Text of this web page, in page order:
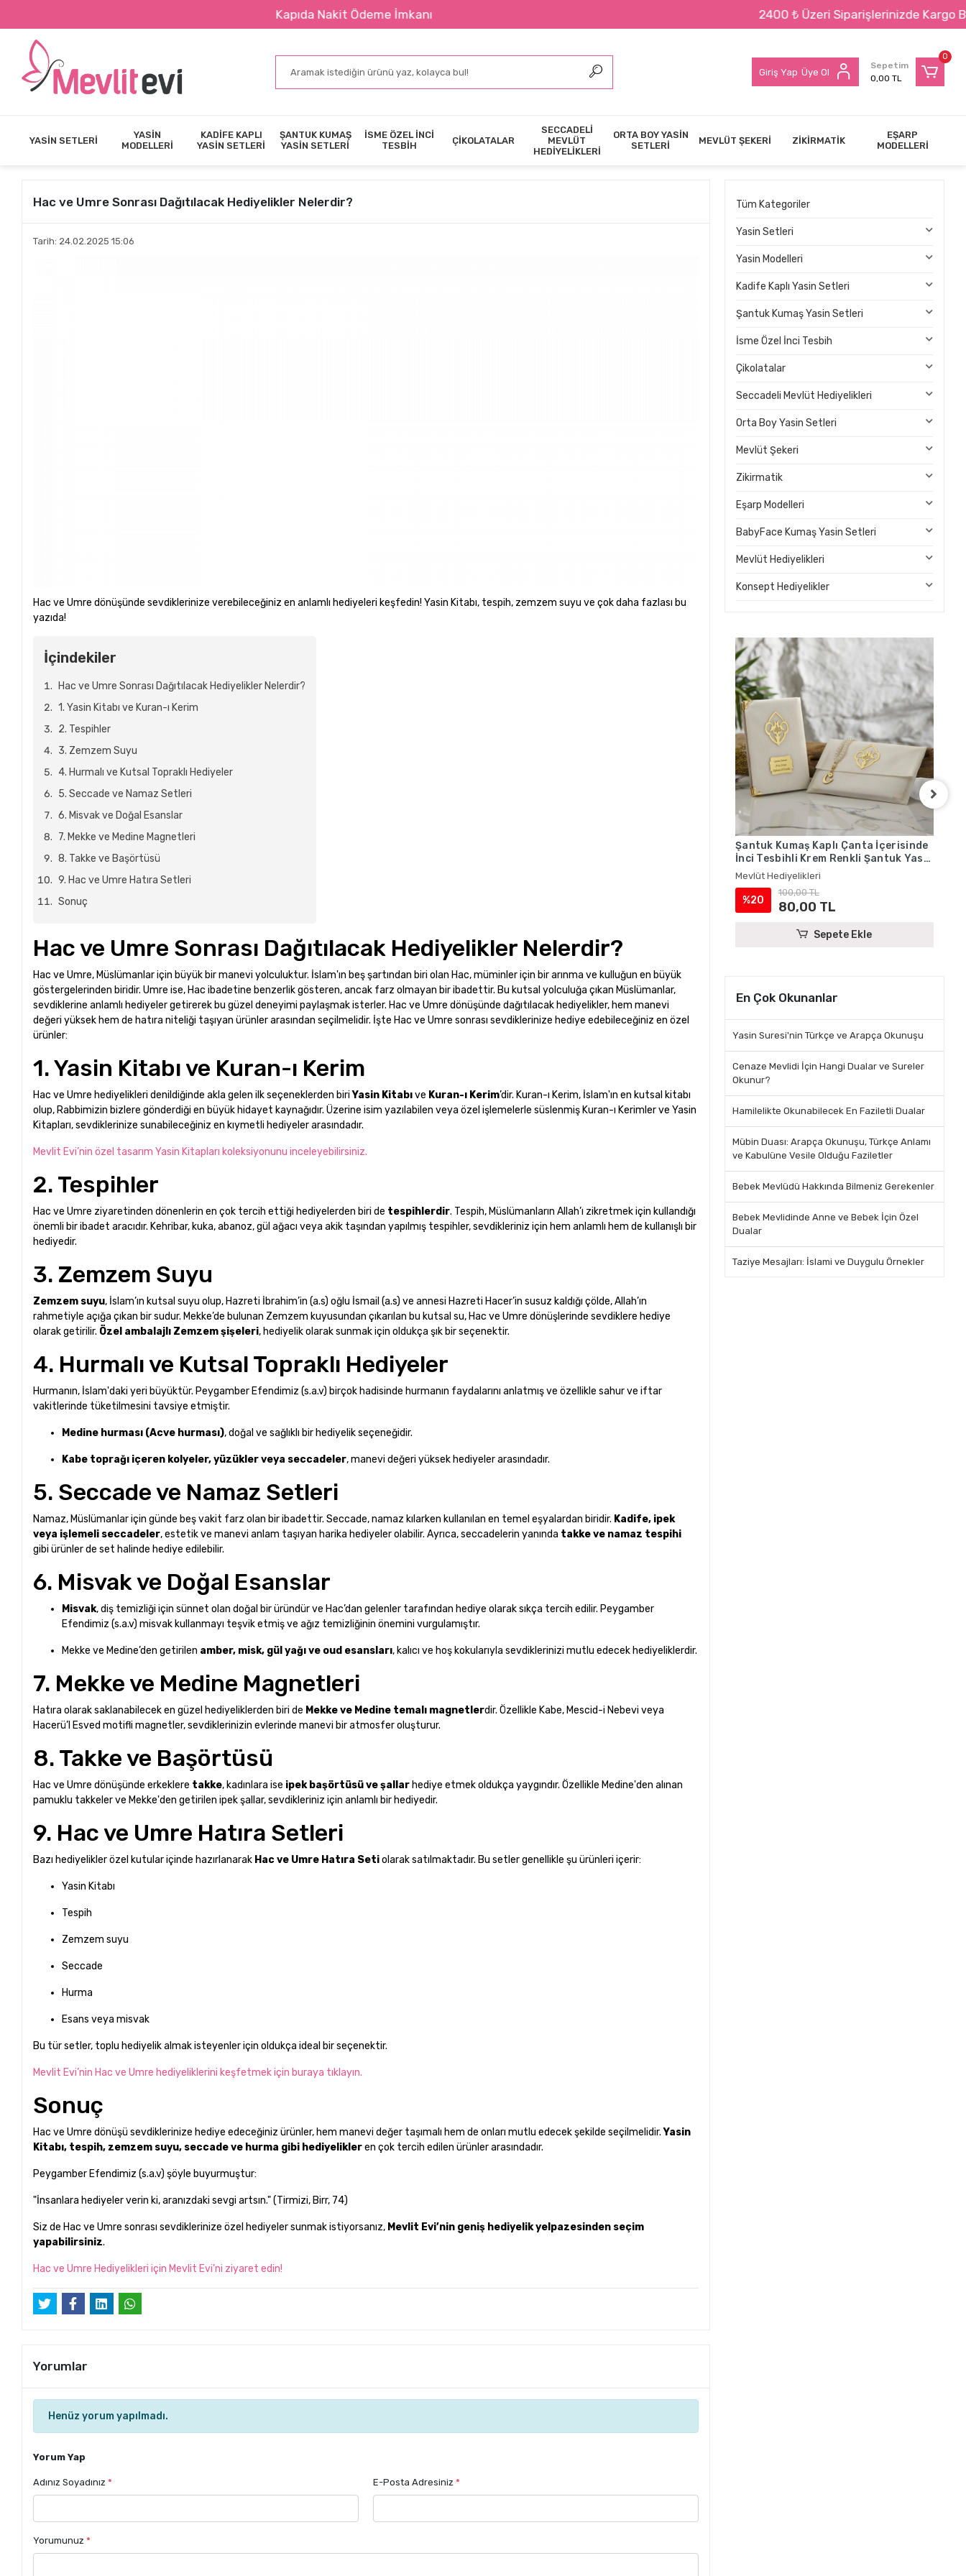
Kapıda Nakit Ödeme İmkanı 2400 ₺ Üzeri Siparişlerinizde Kargo BEDAVA !!!
Giriş Yap Üye Ol
0
Sepetim
0,00 TL
YASİN SETLERİ
YASİN
MODELLERİ
KADİFE KAPLI
YASİN SETLERİ
ŞANTUK KUMAŞ
YASİN SETLERİ
İSME ÖZEL İNCİ
TESBİH
ÇİKOLATALAR
SECCADELİ
MEVLÜT
HEDİYELİKLERİ
ORTA BOY YASİN
SETLERİ
MEVLÜT ŞEKERİ ZİKİRMATİK
EŞARP
MODELLERİ
Hac ve Umre Sonrası Dağıtılacak Hediyelikler Nelerdir?
Tarih: 24.02.2025 15:06
Hac ve Umre dönüşünde sevdiklerinize verebileceğiniz en anlamlı hediyeleri keşfedin! Yasin Kitabı, tespih, zemzem suyu ve çok daha fazlası bu
yazıda!
İçindekiler
Hac ve Umre Sonrası Dağıtılacak Hediyelikler Nelerdir?
1. Yasin Kitabı ve Kuran-ı Kerim
2. Tespihler
3. Zemzem Suyu
4. Hurmalı ve Kutsal Topraklı Hediyeler
5. Seccade ve Namaz Setleri
6. Misvak ve Doğal Esanslar
7. Mekke ve Medine Magnetleri
8. Takke ve Başörtüsü
9. Hac ve Umre Hatıra Setleri
Sonuç
Hac ve Umre Sonrası Dağıtılacak Hediyelikler Nelerdir?
Hac ve Umre, Müslümanlar için büyük bir manevi yolculuktur. İslam'ın beş şartından biri olan Hac, müminler için bir arınma ve kulluğun en büyük
göstergelerinden biridir. Umre ise, Hac ibadetine benzerlik gösteren, ancak farz olmayan bir ibadettir. Bu kutsal yolculuğa çıkan Müslümanlar,
sevdiklerine anlamlı hediyeler getirerek bu güzel deneyimi paylaşmak isterler. Hac ve Umre dönüşünde dağıtılacak hediyelikler, hem manevi
değeri yüksek hem de hatıra niteliği taşıyan ürünler arasından seçilmelidir. İşte Hac ve Umre sonrası sevdiklerinize hediye edebileceğiniz en özel
ürünler:
1. Yasin Kitabı ve Kuran-ı Kerim
Hac ve Umre hediyelikleri denildiğinde akla gelen ilk seçeneklerden biriYasin Kitabıve Kuran-ı Kerim’dir. Kuran-ı Kerim, İslam'ın en kutsal kitabı
olup, Rabbimizin bizlere gönderdiği en büyük hidayet kaynağıdır. Üzerine isim yazılabilen veya özel işlemelerle süslenmiş Kuran-ı Kerimler ve Yasin
Kitapları, sevdiklerinize sunabileceğiniz en kıymetli hediyeler arasındadır.
Mevlit Evi’nin özel tasarım Yasin Kitapları koleksiyonunu inceleyebilirsiniz.
2. Tespihler
Hac ve Umre ziyaretinden dönenlerin en çok tercih ettiği hediyelerden biri de tespihlerdir. Tespih, Müslümanların Allah’ı zikretmek için kullandığı
önemli bir ibadet aracıdır. Kehribar, kuka, abanoz, gül ağacı veya akik taşından yapılmış tespihler, sevdikleriniz için hem anlamlı hem de kullanışlı bir
hediyedir.
3. Zemzem Suyu
Zemzem suyu, İslam’ın kutsal suyu olup, Hazreti İbrahim’in (a.s) oğlu İsmail (a.s) ve annesi Hazreti Hacer’in susuz kaldığı çölde, Allah’ın
rahmetiyle açığa çıkan bir sudur. Mekke’de bulunan Zemzem kuyusundan çıkarılan bu kutsal su, Hac ve Umre dönüşlerinde sevdiklere hediye
olarak getirilir. Özel ambalajlı Zemzem şişeleri, hediyelik olarak sunmak için oldukça şık bir seçenektir.
4. Hurmalı ve Kutsal Topraklı Hediyeler
Hurmanın, İslam'daki yeri büyüktür. Peygamber Efendimiz (s.a.v) birçok hadisinde hurmanın faydalarını anlatmış ve özellikle sahur ve iftar
vakitlerinde tüketilmesini tavsiye etmiştir.
Medine hurması (Acve hurması), doğal ve sağlıklı bir hediyelik seçeneğidir.
Kabe toprağı içeren kolyeler, yüzükler veya seccadeler, manevi değeri yüksek hediyeler arasındadır.
5. Seccade ve Namaz Setleri
Namaz, Müslümanlar için günde beş vakit farz olan bir ibadettir. Seccade, namaz kılarken kullanılan en temel eşyalardan biridir. Kadife, ipek
veya işlemeli seccadeler, estetik ve manevi anlam taşıyan harika hediyeler olabilir. Ayrıca, seccadelerin yanında takke ve namaz tespihi
gibi ürünler de set halinde hediye edilebilir.
6. Misvak ve Doğal Esanslar
Misvak, diş temizliği için sünnet olan doğal bir üründür ve Hac’dan gelenler tarafından hediye olarak sıkça tercih edilir. Peygamber
Efendimiz (s.a.v) misvak kullanmayı teşvik etmiş ve ağız temizliğinin önemini vurgulamıştır.
Mekke ve Medine’den getirilen amber, misk, gül yağı ve oud esansları, kalıcı ve hoş kokularıyla sevdiklerinizi mutlu edecek hediyeliklerdir.
7. Mekke ve Medine Magnetleri
Hatıra olarak saklanabilecek en güzel hediyeliklerden biri de Mekke ve Medine temalı magnetlerdir. Özellikle Kabe, Mescid-i Nebevi veya
Hacerü’l Esved motifli magnetler, sevdiklerinizin evlerinde manevi bir atmosfer oluşturur.
8. Takke ve Başörtüsü
Hac ve Umre dönüşünde erkeklere takke, kadınlara ise ipek başörtüsü ve şallar hediye etmek oldukça yaygındır. Özellikle Medine'den alınan
pamuklu takkeler ve Mekke'den getirilen ipek şallar, sevdikleriniz için anlamlı bir hediyedir.
9. Hac ve Umre Hatıra Setleri
Bazı hediyelikler özel kutular içinde hazırlanarak Hac ve Umre Hatıra Setiolarak satılmaktadır. Bu setler genellikle şu ürünleri içerir:
Yasin Kitabı
Tespih
Zemzem suyu
Seccade
Hurma
Esans veya misvak
Bu tür setler, toplu hediyelik almak isteyenler için oldukça ideal bir seçenektir.
Mevlit Evi’nin Hac ve Umre hediyeliklerini keşfetmek için buraya tıklayın.
Sonuç
Hac ve Umre dönüşü sevdiklerinize hediye edeceğiniz ürünler, hem manevi değer taşımalı hem de onları mutlu edecek şekilde seçilmelidir.Yasin
Kitabı, tespih, zemzem suyu, seccade ve hurma gibi hediyelikleren çok tercih edilen ürünler arasındadır.
Peygamber Efendimiz (s.a.v) şöyle buyurmuştur:
"İnsanlara hediyeler verin ki, aranızdaki sevgi artsın." (Tirmizi, Birr, 74)
Siz de Hac ve Umre sonrası sevdiklerinize özel hediyeler sunmak istiyorsanız, Mevlit Evi’nin geniş hediyelik yelpazesinden seçim
yapabilirsiniz.
Hac ve Umre Hediyelikleri için Mevlit Evi’ni ziyaret edin!
Yorumlar
Henüz yorum yapılmadı.
Yorum Yap
Adınız Soyadınız* E-Posta Adresiniz*
Yorumunuz*
Tüm Kategoriler
Yasin Setleri
Yasin Modelleri
Kadife Kaplı Yasin Setleri
Şantuk Kumaş Yasin Setleri
İsme Özel İnci Tesbih
Çikolatalar
Seccadeli Mevlüt Hediyelikleri
Orta Boy Yasin Setleri
Mevlüt Şekeri
Zikirmatik
Eşarp Modelleri
BabyFace Kumaş Yasin Setleri
Mevlüt Hediyelikleri
Konsept Hediyelikler
Şantuk Kumaş Kaplı Çanta İçerisinde
İnci Tesbihli Krem Renkli Şantuk Yasin
Kitabı Seti - Mevlüt Hediyelikleri
Mevlüt Hediyelikleri
%20
100,00 TL
80,00 TL
Sepete Ekle
En Çok Okunanlar
Yasin Suresi'nin Türkçe ve Arapça Okunuşu
Cenaze Mevlidi İçin Hangi Dualar ve Sureler
Okunur?
Hamilelikte Okunabilecek En Faziletli Dualar
Mübin Duası: Arapça Okunuşu, Türkçe Anlamı
ve Kabulüne Vesile Olduğu Faziletler
Bebek Mevlüdü Hakkında Bilmeniz Gerekenler
Bebek Mevlidinde Anne ve Bebek İçin Özel
Dualar
Taziye Mesajları: İslami ve Duygulu Örnekler